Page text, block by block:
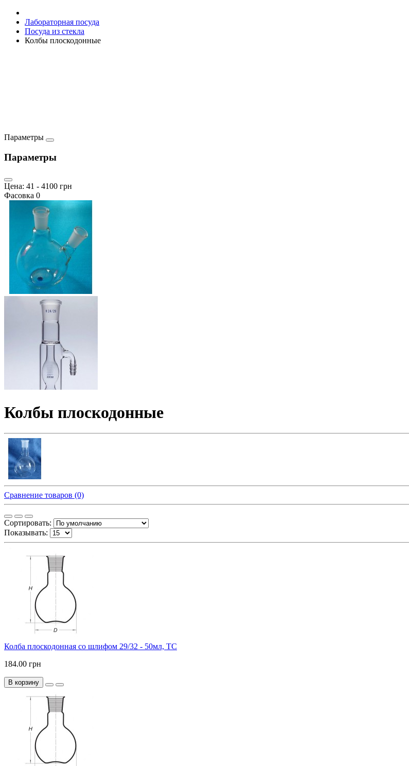
Лабораторная посуда
Посуда из стекла
Колбы плоскодонные
Параметры
Параметры
Цена: 41 - 4100 грн
Фасовка 0
Колбы плоскодонные
Сравнение товаров (0)
Сортировать:
Показывать:
Колба плоскодонная со шлифом 29/32 - 50мл, ТС
184.00 грн
В корзину